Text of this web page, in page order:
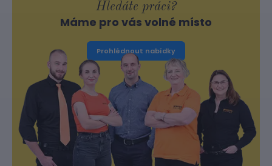
Hledáte práci?
Máme pro vás volné místo
Prohlédnout nabídky